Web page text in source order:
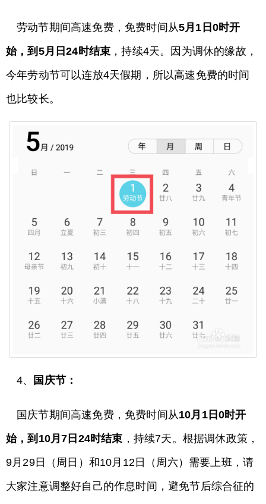
劳动节期间高速免费，免费时间从5月1日0时开
始，到5月日24时结束 ，持续4天。因为调休的缘故，
今年劳动节可以连放4天假期，所以高速免费的时间
也比较长。
4、 国庆节：
国庆节期间高速免费，免费时间从10月1日0时开
始，到10月7日24时结束 ，持续7天。根据调休政策，
9月29日（周日）和10月12日（周六）需要上班，请
大家注意调整好自己的作息时间，避免节后综合征的